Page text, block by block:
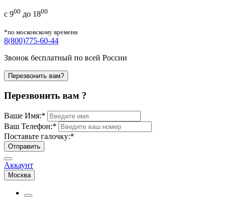
с 900 до 1800
*по московскому времени
8(800)775-60-44
Звонок бесплатный по всей России
Перезвонить вам?
Перезвонить вам ?
Ваше Имя:*
Ваш Телефон:*
Поставьте галочку:*
Отправить
Аккаунт
Москва